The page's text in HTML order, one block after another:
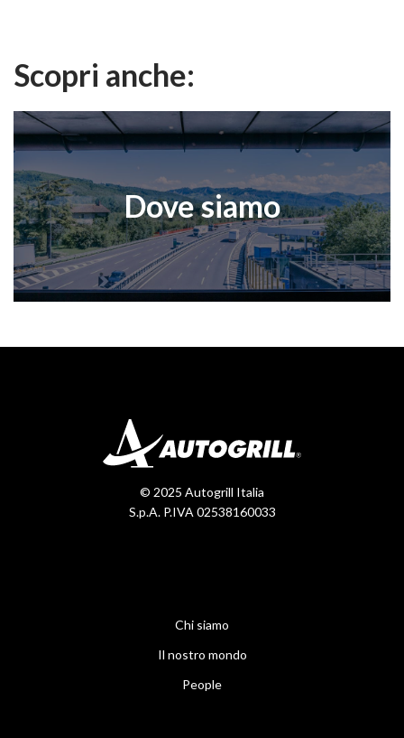
Scopri anche:
Dove siamo
© 2025 Autogrill Italia
S.p.A. P.IVA 02538160033
Chi siamo
Il nostro mondo
People